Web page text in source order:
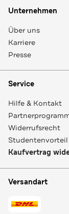
Unternehmen
Über uns
Karriere
Presse
Service
Hilfe & Kontakt
Widerrufsrecht
Studentenvorteil
Kaufvertrag
Versandart